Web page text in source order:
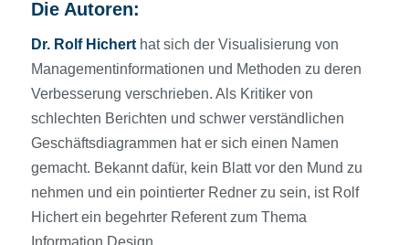
Die Autoren:
Dr. Rolf Hicherthat sich der Visualisierung von
Managementinformationen und Methoden zu deren
Verbesserung verschrieben. Als Kritiker von
schlechten Berichten und schwer verständlichen
Geschäftsdiagrammen hat er sich einen Namen
gemacht. Bekannt dafür, kein Blatt vor den Mund zu
nehmen und ein pointierter Redner zu sein, ist Rolf
Hichert ein begehrter Referent zum Thema
Information Design.